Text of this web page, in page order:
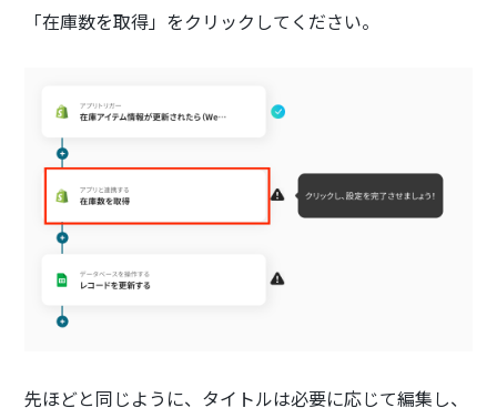
「在庫数を取得」をクリックしてください。
先ほどと同じように、タイトルは必要に応じて編集し、